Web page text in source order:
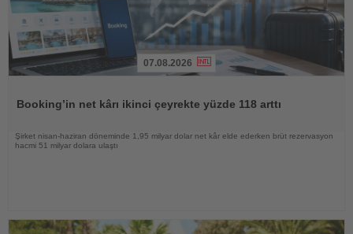
07.08.2026
Booking’in net kârı ikinci çeyrekte yüzde 118 arttı
Şirket nisan-haziran döneminde 1,95 milyar dolar net kâr elde ederken brüt rezervasyon
hacmi 51 milyar dolara ulaştı